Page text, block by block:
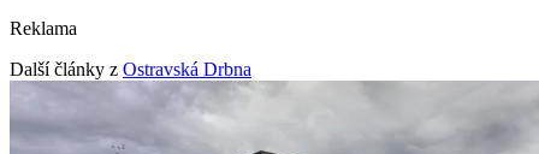
Reklama
Další články z Ostravská Drbna